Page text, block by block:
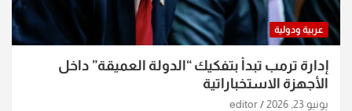
عربية ودولية
إدارة ترمب تبدأ بتفكيك “الدولة العميقة” داخل
الأجهزة الاستخباراتية
يونيو 23, 2026 editor